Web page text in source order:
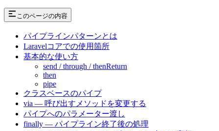
このページの内容
パイプラインパターンとは
Laravelコアでの使用箇所
基本的な使い方
send / through / thenReturn
then
pipe
クラスベースのパイプ
via — 呼び出すメソッドを変更する
パイプへのパラメーター渡し
finally — パイプライン終了後の処理